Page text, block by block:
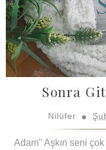
Sonra
Nilüfer
Adam" Aşkın seni